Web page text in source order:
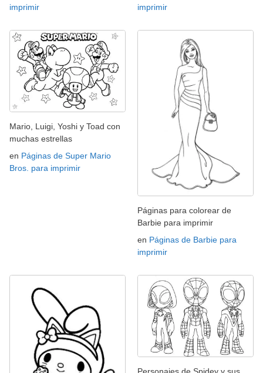
imprimir
imprimir
Mario, Luigi, Yoshi y Toad con
muchas estrellas
en Páginas de Super Mario
Bros. para imprimir
Páginas para colorear de
Barbie para imprimir
en Páginas de Barbie para
imprimir